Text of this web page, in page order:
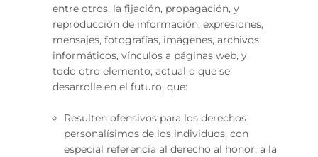
entre otros, la fijación, propagación, y
reproducción de información, expresiones,
mensajes, fotografías, imágenes, archivos
informáticos, vínculos a páginas web, y
todo otro elemento, actual o que se
desarrolle en el futuro, que:
Resulten ofensivos para los derechos
personalísimos de los individuos, con
especial referencia al derecho al honor, a la